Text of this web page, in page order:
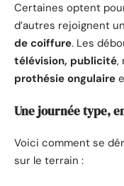
Certaines optent
d’autres rejoignent un
de coiffure. Les
télévision, publicité,
prothésie ongulaire
Une journée type,
Voici comment se
sur le terrain :